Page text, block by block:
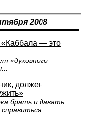
2008
— это
«духовного
должен
брать и давать